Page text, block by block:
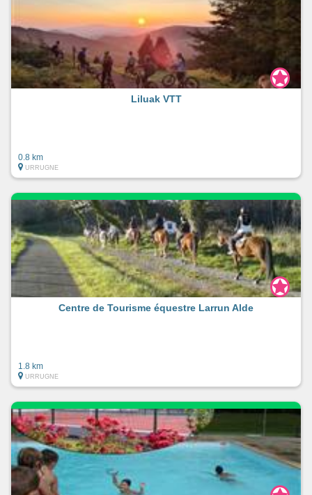
Liluak VTT
0.8 km
URRUGNE
Centre de Tourisme équestre Larrun Alde
1.8 km
URRUGNE